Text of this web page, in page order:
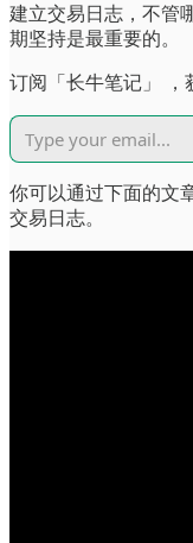
建立交易日志，不管
期坚持是最重要的。
订阅「长牛笔记」 ，
你可以通过下面的文
交易日志。